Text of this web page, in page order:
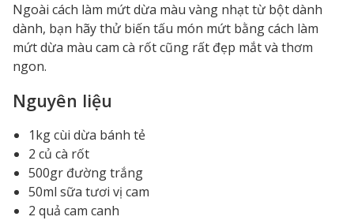
Ngoài cách làm mứt dừa màu vàng nhạt từ bột dành
dành, bạn hãy thử biến tấu món mứt bằng cách làm
mứt dừa màu cam cà rốt cũng rất đẹp mắt và thơm
ngon.
Nguyên liệu
1kg cùi dừa bánh tẻ
2 củ cà rốt
500gr đường trắng
50ml sữa tươi vị cam
2 quả cam canh